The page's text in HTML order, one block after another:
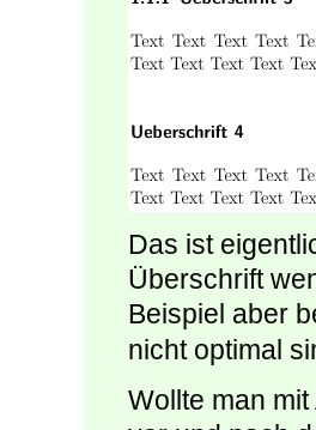
Das ist
Überschrift
Beispiel aber
nicht optimal
Wollte man